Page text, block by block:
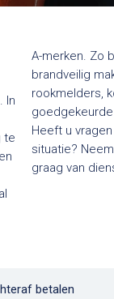
In
te
A-merken. Zo
brandveilig
rookmelders,
Heeft u
situatie?
graag van
betalen